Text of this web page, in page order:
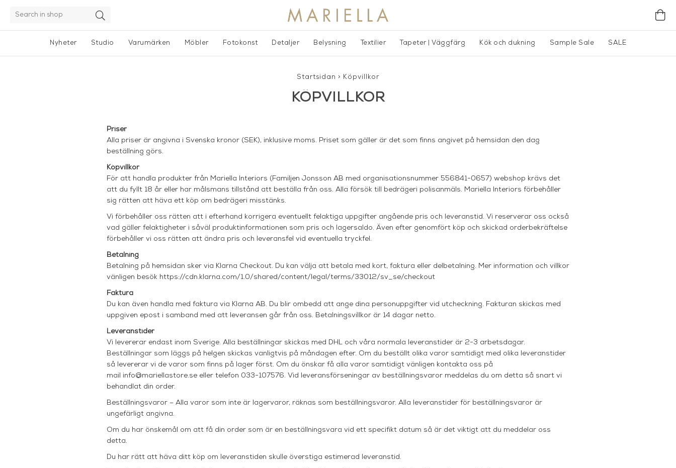
Nyheter Studio Varumärken Möbler Fotokonst Detaljer Belysning Textilier Tapeter | Väggfärg Kök och dukning Sample Sale SALE
Startsidan > Köpvillkor
KÖPVILLKOR
Priser
Alla priser är angivna i Svenska kronor (SEK), inklusive moms. Priset som gäller är det som finns angivet på hemsidan den dag
beställning görs.
Köpvillkor
För att handla produkter från Mariella Interiors (Familjen Jonsson AB med organisationsnummer 556841-0657) webshop krävs det
att du fyllt 18 år eller har målsmans tillstånd att beställa från oss. Alla försök till bedrägeri polisanmäls. Mariella Interiors förbehåller
sig rätten att häva ett köp om bedrägeri misstänks.
Vi förbehåller oss rätten att i efterhand korrigera eventuellt felaktiga uppgifter angående pris och leveranstid. Vi reserverar oss också
vad gäller felaktigheter i såväl produktinformationen som pris och lagersaldo. Även efter genomfört köp och skickad orderbekräftelse
förbehåller vi oss rätten att ändra pris och leveransfel vid eventuella tryckfel.
Betalning
Betalning på hemsidan sker via Klarna Checkout. Du kan välja att betala med kort, faktura eller delbetalning. Mer information och villkor
vänligen besök https://cdn.klarna.com/1.0/shared/content/legal/terms/33012/sv_se/checkout
Faktura
Du kan även handla med faktura via Klarna AB. Du blir ombedd att ange dina personuppgifter vid utcheckning. Fakturan skickas med
uppgiven epost i samband med att leveransen går från oss. Betalningsvillkor är 14 dagar netto.
Leveranstider
Vi levererar endast inom Sverige. Alla beställningar skickas med DHL och våra normala leveranstider är 2-3 arbetsdagar.
Beställningar som läggs på helgen skickas vanligtvis på måndagen efter. Om du beställt olika varor samtidigt med olika leveranstider
så levererar vi de varor som finns på lager först. Om du önskar få alla varor samtidigt vänligen kontakta oss på
mail info@mariellastore.se eller telefon 033-107576. Vid leveransförseningar av beställningsvaror meddelas du om detta så snart vi
behandlat din order.
Beställningsvaror – Alla varor som inte är lagervaror, räknas som beställningsvaror. Alla leveranstider för beställningsvaror är
ungefärligt angivna.
Om du har önskemål om att få din order som är en beställningsvara vid ett specifikt datum så är det viktigt att du meddelar oss
detta.
Du har rätt att häva ditt köp om leveranstiden skulle överstiga estimerad leveranstid.